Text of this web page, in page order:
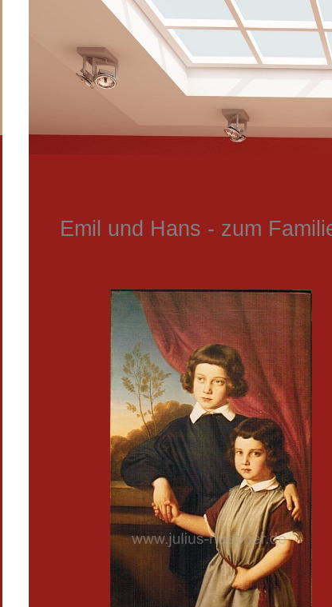
Emil und Hans - zum